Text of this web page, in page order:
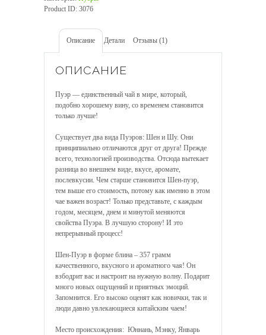
Дао"
Product ID: 3076
Описание Детали Отзывы (1)
ОПИСАНИЕ
Пуэр — единственный чай в мире, который,
подобно хорошему вину, со временем становится
только лучше!
Существует два вида Пуэров: Шен и Шу. Они
принципиально отличаются друг от друга! Прежде
всего, технологией производства. Отсюда вытекает
разница во внешнем виде, вкусе, аромате,
послевкусии. Чем старше становится Шен-пуэр,
тем выше его стоимость, потому как именно в этом
чае важен возраст! Только представьте, с каждым
годом, месяцем, днем и минутой меняются
свойства Пуэра. В лучшую сторону! И это
непрерывный процесс!
Шен-Пуэр в форме блина – 357 грамм
качественного, вкусного и ароматного чая! Он
взбодрит вас и настроит на нужную волну. Подарит
много новых ощущений и приятных эмоций.
Запомнится. Его высоко оценят как новички, так и
люди давно увлекающиеся китайским чаем!
Место происхождения: Юннань, Мэнку, Январь